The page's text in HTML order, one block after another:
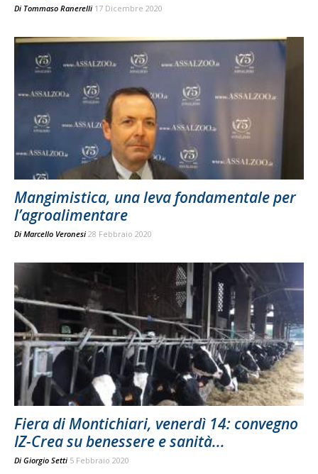
Di Tommaso Ranerelli 17 Dicembre 2020
Mangimistica, una leva fondamentale per
l’agroalimentare
Di Marcello Veronesi 28 Febbraio 2020
Fiera di Montichiari, venerdì 14: convegno
IZ-Crea su benessere e sanità...
Di Giorgio Setti 5 Febbraio 2020